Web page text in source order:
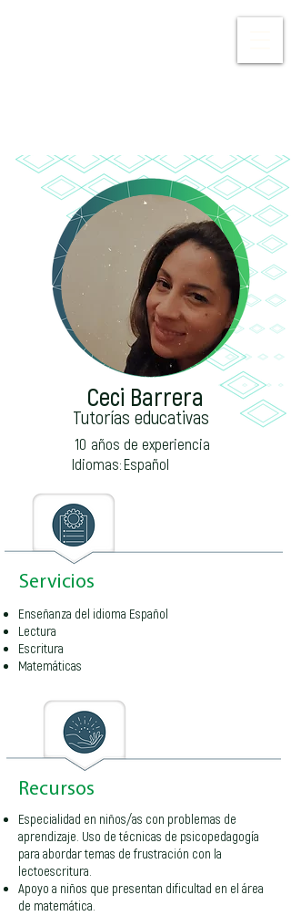
Ceci Barrera
Tutorías educativas
10 años de experiencia
Idiomas:Español
Servicios
Enseñanza del idioma Español
Lectura
Escritura
Matemáticas
Recursos
Especialidad en niños/as con problemas de
aprendizaje. Uso de técnicas de psicopedagogía
para abordar temas de frustración con la
lectoescritura.
Apoyo a niños que presentan dificultad en el área
de matemática.